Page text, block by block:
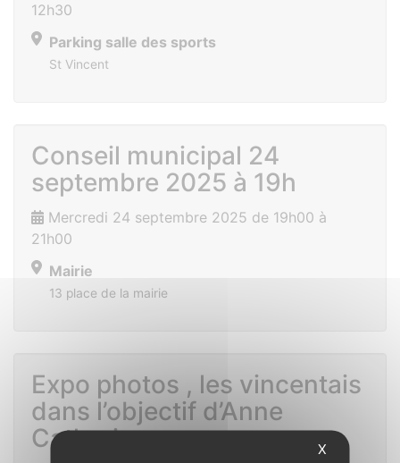
12h30
Parking salle des sports
St Vincent
Conseil municipal 24
septembre 2025 à 19h
Mercredi 24 septembre 2025 de 19h00 à
21h00
Mairie
13 place de la mairie
Expo photos , les vincentais
dans l’objectif d’Anne
Catherine
X